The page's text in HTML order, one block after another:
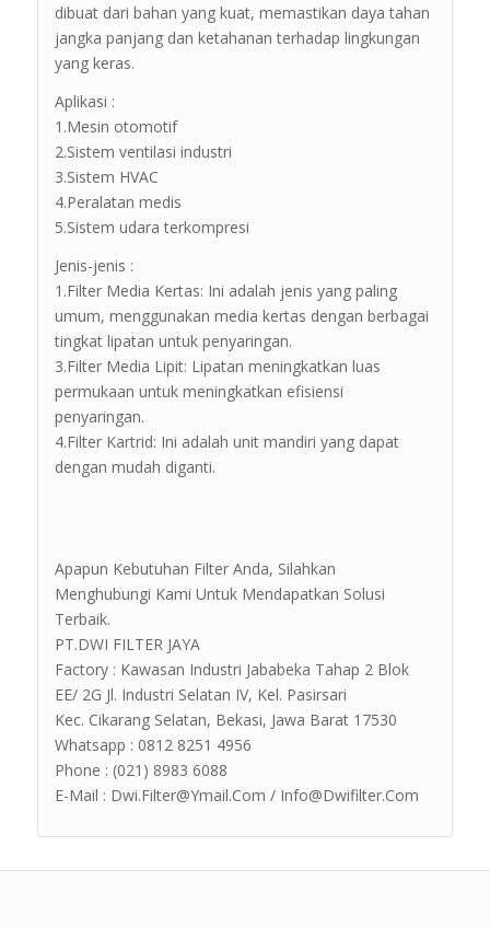
dibuat dari bahan yang kuat, memastikan daya tahan
jangka panjang dan ketahanan terhadap lingkungan
yang keras.
Aplikasi :
1.Mesin otomotif
2.Sistem ventilasi industri
3.Sistem HVAC
4.Peralatan medis
5.Sistem udara terkompresi
Jenis-jenis :
1.Filter Media Kertas: Ini adalah jenis yang paling
umum, menggunakan media kertas dengan berbagai
tingkat lipatan untuk penyaringan.
3.Filter Media Lipit: Lipatan meningkatkan luas
permukaan untuk meningkatkan efisiensi
penyaringan.
4.Filter Kartrid: Ini adalah unit mandiri yang dapat
dengan mudah diganti.
Apapun Kebutuhan Filter Anda, Silahkan
Menghubungi Kami Untuk Mendapatkan Solusi
Terbaik.
PT.DWI FILTER JAYA
Factory : Kawasan Industri Jababeka Tahap 2 Blok
EE/ 2G Jl. Industri Selatan IV, Kel. Pasirsari
Kec. Cikarang Selatan, Bekasi, Jawa Barat 17530
Whatsapp : 0812 8251 4956
Phone : (021) 8983 6088
E-Mail : Dwi.Filter@Ymail.Com / Info@Dwifilter.Com